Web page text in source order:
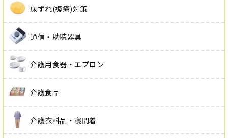
床ずれ(褥瘡)対策
通信・助聴器具
介護用食器・エプロン
介護食品
介護衣料品・寝間着